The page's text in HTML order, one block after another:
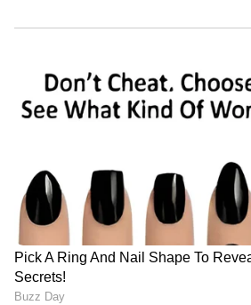
അവതരിപ്പിക്കുമെന്നും
ഫീച്ചർ എല്ലാ
ഒരേസമയം ലഭ്യമാകില്ല.
ആഗോളതലത്തിൽ
ചെയ്താൽ ഫീച്ചർ
ഉപയോഗിക്കാനാകുമെന്ന്
അറിയിച്ചിട്ടുണ്ട്.